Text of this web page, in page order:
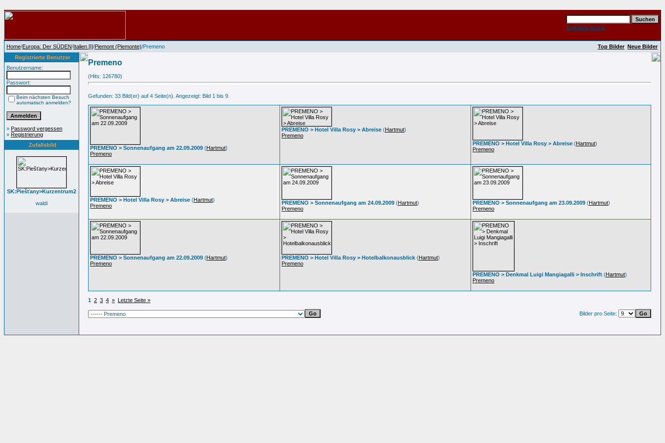
Erweiterte Suche
Home/Europa: Der SÜDEN/Italien [I]/Piemont (Piemonte)/Premeno Top Bilder Neue Bilder
Registrierte Benutzer
Benutzername:
Passwort:
Beim nächsten Besuch
automatisch anmelden?
» Password vergessen
» Registrierung
Zufallsbild
SK:Piešťany>Kurzentrum2
waldi
Premeno
(Hits: 126780)
Gefunden: 33 Bild(er) auf 4 Seite(n). Angezeigt: Bild 1 bis 9.
PREMENO > Sonnenaufgang am 22.09.2009 (Hartmut)
Premeno
PREMENO > Hotel Villa Rosy > Abreise (Hartmut)
Premeno
PREMENO > Hotel Villa Rosy > Abreise (Hartmut)
Premeno
PREMENO > Hotel Villa Rosy > Abreise (Hartmut)
Premeno
PREMENO > Sonnenaufgang am 24.09.2009 (Hartmut)
Premeno
PREMENO > Sonnenaufgang am 23.09.2009 (Hartmut)
Premeno
PREMENO > Sonnenaufgang am 22.09.2009 (Hartmut)
Premeno
PREMENO > Hotel Villa Rosy > Hotelbalkonausblick (Hartmut)
Premeno
PREMENO > Denkmal Luigi Mangiagalli > Inschrift (Hartmut)
Premeno
1 2 3 4 » Letzte Seite »
Bilder pro Seite: